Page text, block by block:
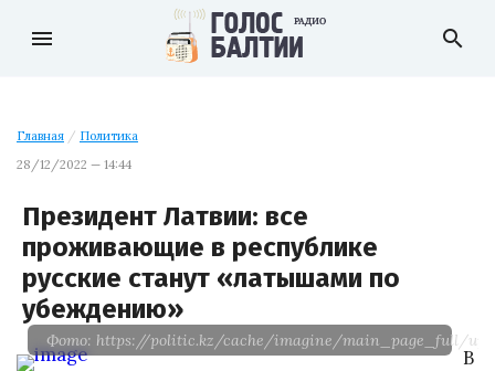
menu search
Главная / Политика
28/12/2022 — 14:44
Президент Латвии: все
проживающие в республике
русские станут «латышами по
убеждению»
Фото: https://politic.kz/cache/imagine/main_page_full/
В